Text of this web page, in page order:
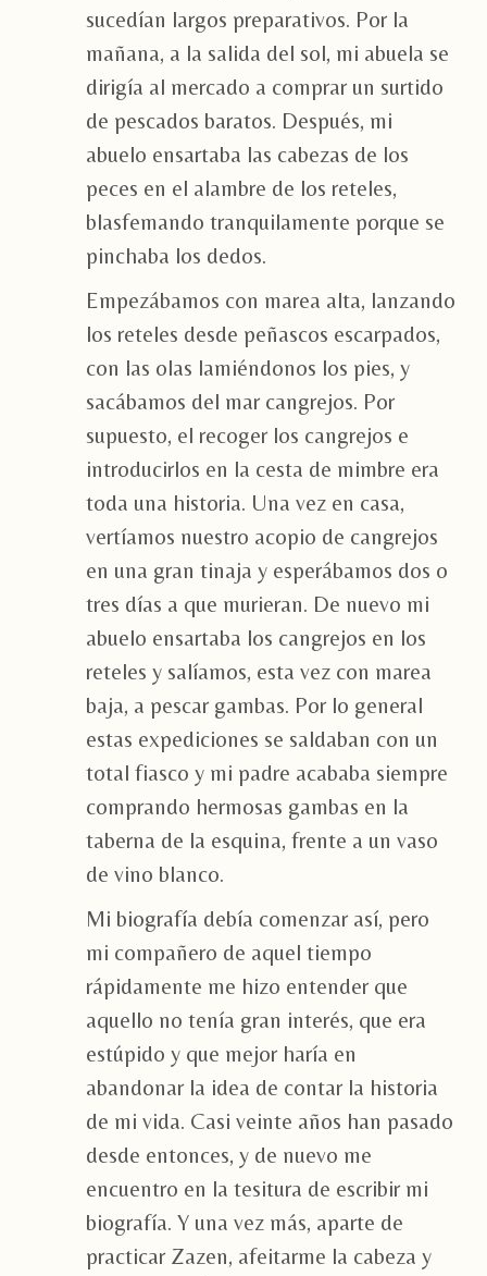
sucedían largos preparativos. Por la
mañana, a la salida del sol, mi abuela se
dirigía al mercado a comprar un surtido
de pescados baratos. Después, mi
abuelo ensartaba las cabezas de los
peces en el alambre de los reteles,
blasfemando tranquilamente porque se
pinchaba los dedos.
Empezábamos con marea alta, lanzando
los reteles desde peñascos escarpados,
con las olas lamiéndonos los pies, y
sacábamos del mar cangrejos. Por
supuesto, el recoger los cangrejos e
introducirlos en la cesta de mimbre era
toda una historia. Una vez en casa,
vertíamos nuestro acopio de cangrejos
en una gran tinaja y esperábamos dos o
tres días a que murieran. De nuevo mi
abuelo ensartaba los cangrejos en los
reteles y salíamos, esta vez con marea
baja, a pescar gambas. Por lo general
estas expediciones se saldaban con un
total fiasco y mi padre acababa siempre
comprando hermosas gambas en la
taberna de la esquina, frente a un vaso
de vino blanco.
Mi biografía debía comenzar así, pero
mi compañero de aquel tiempo
rápidamente me hizo entender que
aquello no tenía gran interés, que era
estúpido y que mejor haría en
abandonar la idea de contar la historia
de mi vida. Casi veinte años han pasado
desde entonces, y de nuevo me
encuentro en la tesitura de escribir mi
biografía. Y una vez más, aparte de
practicar Zazen, afeitarme la cabeza y